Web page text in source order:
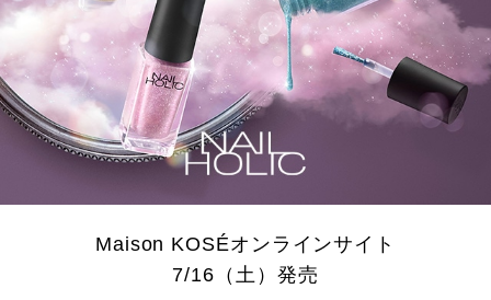
Maison KOSÉオンラインサイト
7/16（土）発売